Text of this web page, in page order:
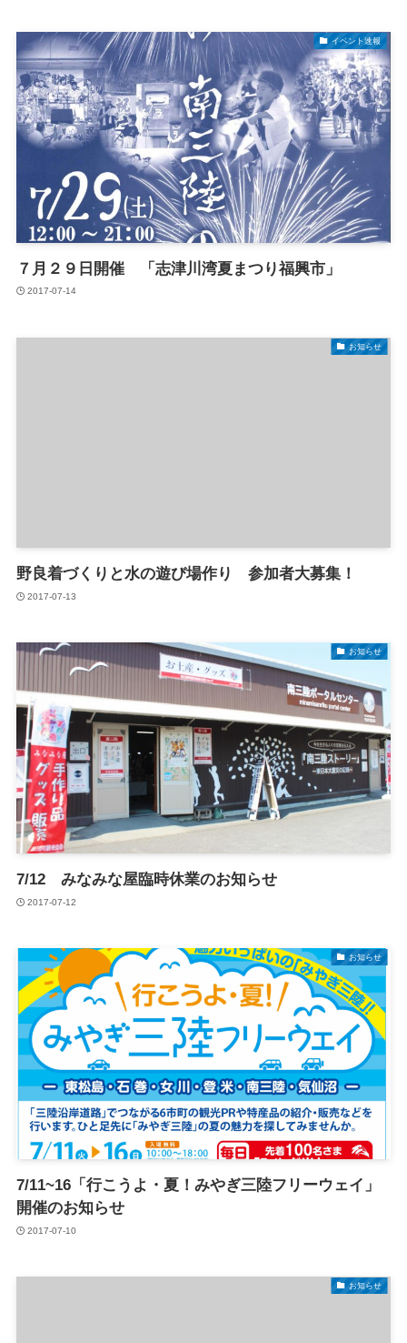
イベント速報
７月２９日開催 「志津川湾夏まつり福興市」
2017-07-14
お知らせ
野良着づくりと水の遊び場作り 参加者大募集！
2017-07-13
お知らせ
7/12 みなみな屋臨時休業のお知らせ
2017-07-12
お知らせ
7/11~16「行こうよ・夏！みやぎ三陸フリーウェイ」
開催のお知らせ
2017-07-10
お知らせ